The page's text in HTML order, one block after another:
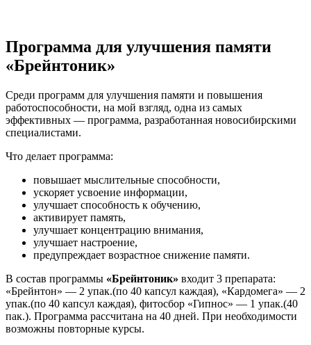
Программа для улучшения памяти
«Брейнтоник»
Среди программ для улучшения памяти и повышения
работоспособности, на мой взгляд, одна из самых
эффективных — программа, разработанная новосибирскими
специалистами.
Что делает программа:
повышает мыслительные способности,
ускоряет усвоение информации,
улучшает способность к обучению,
активирует память,
улучшает концентрацию внимания,
улучшает настроение,
предупреждает возрастное снижение памяти.
В состав программы «Брейнтоник» входит 3 препарата:
«Брейнтон» — 2 упак.(по 40 капсул каждая), «Кардомега» — 2
упак.(по 40 капсул каждая), фитосбор «Гипнос» — 1 упак.(40
пак.). Программа рассчитана на 40 дней. При необходимости
возможны повторные курсы.